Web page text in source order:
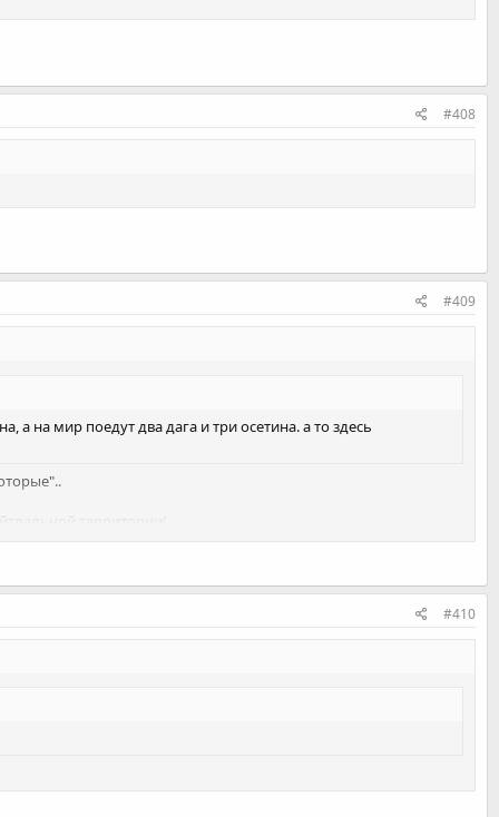
#408
#409
а на мир поедут два дага и три осетина. а то здесь
территории(
#410